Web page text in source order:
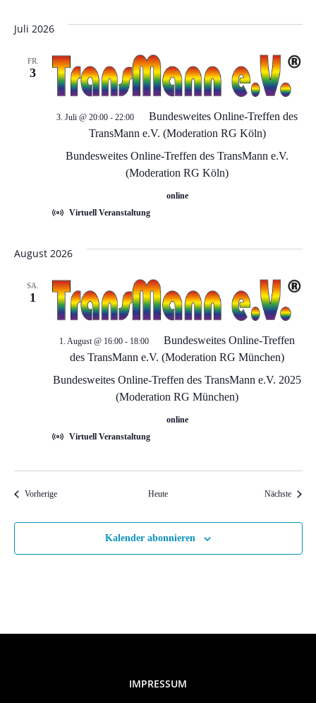
h
e
u
n
d
s
i
c
h
t
n
N
a
i
-
a
v
i
n
Juli 2026
FR.
3
Bundesweites Online-Treffen des TransMann e.V.
(Moderation RG Köln)
3. Juli @ 20:00 - 22:00
Bundesweites Online-Treffen des
TransMann e.V. (Moderation RG Köln)
online
Virtuell Veranstaltung
August 2026
SA.
1
Bundesweites Online-Treffen des TransMann e.V. 2025
(Moderation RG München)
1. August @ 16:00 - 18:00
Bundesweites Online-Treffen
des TransMann e.V. (Moderation RG München)
online
Virtuell Veranstaltung
VorherigeVeranstaltungen Heute Nächste
Kalender abonnieren
IMPRESSUM